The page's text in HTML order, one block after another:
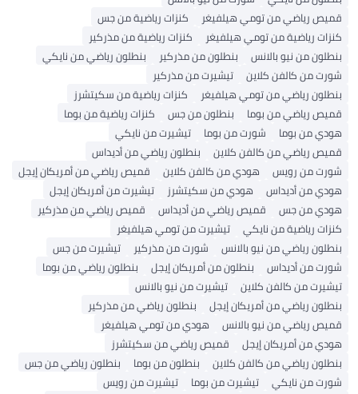
قميص رياضي من تومي هيلفيغر
كنزات رياضية من جس
كنزات رياضية من تومي هيلفيغر
كنزات رياضية من مذركير
بنطلون من نيو بالانس
بنطلون من مذركير
بنطلون رياضي من نايكي
شورت من كالفن كلاين
تيشيرت من مذركير
بنطلون رياضي من تومي هيلفيغر
كنزات رياضية من سكيتشرز
قميص رياضي من بوما
بنطلون من جس
كنزات رياضية من بوما
هودي من بوما
شورت من بوما
تيشيرت من نايكي
قميص رياضي من كالفن كلاين
بنطلون رياضي من أديداس
شورت من رويس
هودي من كالفن كلاين
قميص رياضي من أمريكان إيجل
هودي من أديداس
هودي من سكيتشرز
تيشيرت من أمريكان إيجل
هودي من جس
قميص رياضي من أديداس
قميص رياضي من مذركير
كنزات رياضية من نايكي
تيشيرت من تومي هيلفيغر
بنطلون رياضي من نيو بالانس
شورت من مذركير
تيشيرت من جس
شورت من أديداس
بنطلون من أمريكان إيجل
بنطلون رياضي من بوما
تيشيرت من كالفن كلاين
تيشيرت من نيو بالانس
بنطلون رياضي من أمريكان إيجل
بنطلون رياضي من مذركير
قميص رياضي من نيو بالانس
هودي من تومي هيلفيغر
هودي من أمريكان إيجل
قميص رياضي من سكيتشرز
بنطلون رياضي من كالفن كلاين
بنطلون من بوما
بنطلون رياضي من جس
شورت من نايكي
تيشيرت من بوما
تيشيرت من رويس